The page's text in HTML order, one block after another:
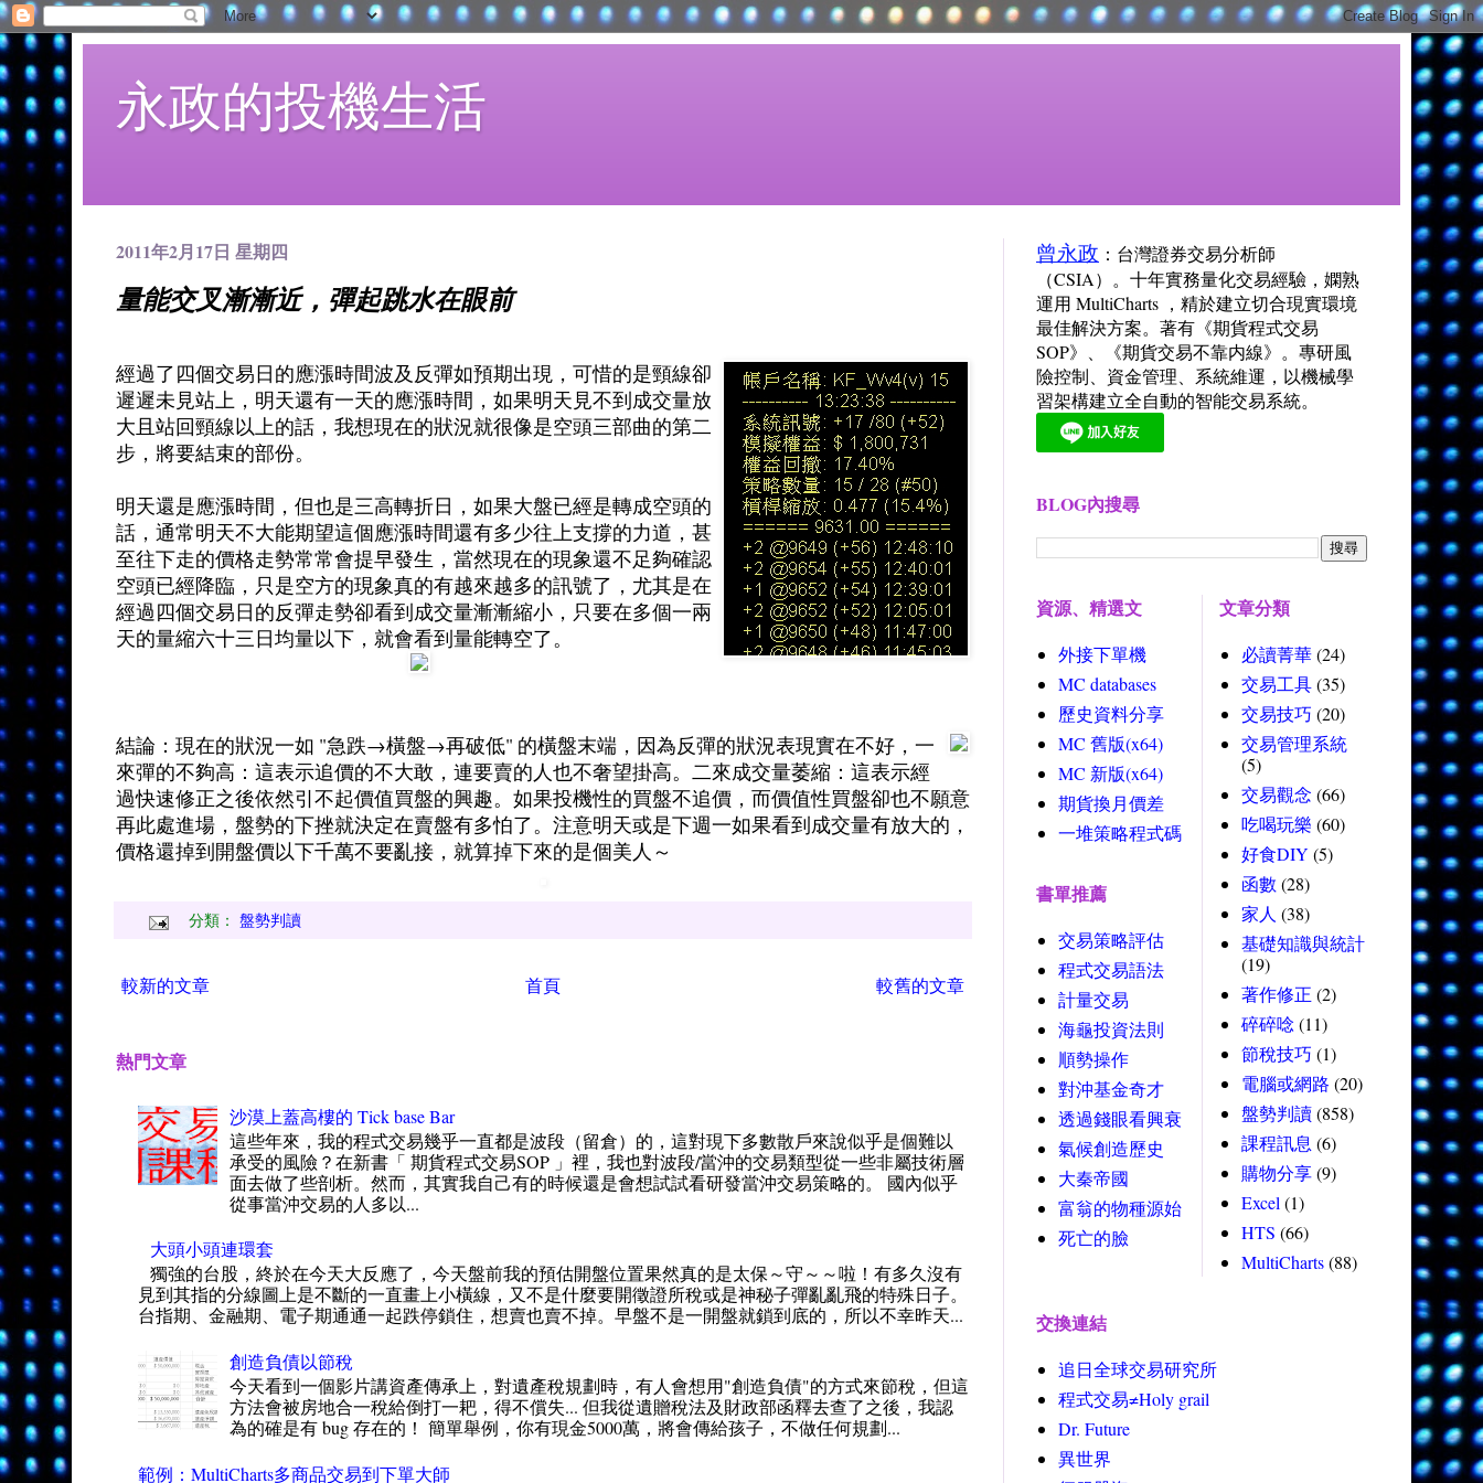
永政的投機生活
2011年2月17日 星期四
量能交叉漸漸近，彈起跳水在眼前
經過了四個交易日的應漲時間波及反彈如預期出現，可惜的是頸線卻
遲遲未見站上，明天還有一天的應漲時間，如果明天見不到成交量放
大且站回頸線以上的話，我想現在的狀況就很像是空頭三部曲的第二
步，將要結束的部份。
明天還是應漲時間，但也是三高轉折日，如果大盤已經是轉成空頭的
話，通常明天不大能期望這個應漲時間還有多少往上支撐的力道，甚
至往下走的價格走勢常常會提早發生，當然現在的現象還不足夠確認
空頭已經降臨，只是空方的現象真的有越來越多的訊號了，尤其是在
經過四個交易日的反彈走勢卻看到成交量漸漸縮小，只要在多個一兩
天的量縮六十三日均量以下，就會看到量能轉空了。
結論：現在的狀況一如 "急跌→橫盤→再破低" 的橫盤末端，因為反彈的狀況表現實在不好，一
來彈的不夠高：這表示追價的不大敢，連要賣的人也不奢望掛高。二來成交量萎縮：這表示經
過快速修正之後依然引不起價值買盤的興趣。如果投機性的買盤不追價，而價值性買盤卻也不願意
再此處進場，盤勢的下挫就決定在賣盤有多怕了。注意明天或是下週一如果看到成交量有放大的，
價格還掉到開盤價以下千萬不要亂接，就算掉下來的是個美人～
分類： 盤勢判讀
較新的文章 較舊的文章
首頁
熱門文章
沙漠上蓋高樓的 Tick base Bar
這些年來，我的程式交易幾乎一直都是波段（留倉）的，這對現下多數散戶來說似乎是個難以
承受的風險？在新書「 期貨程式交易SOP 」裡，我也對波段/當沖的交易類型從一些非屬技術層
面去做了些剖析。然而，其實我自己有的時候還是會想試試看研發當沖交易策略的。 國內似乎
從事當沖交易的人多以...
大頭小頭連環套
獨強的台股，終於在今天大反應了，今天盤前我的預估開盤位置果然真的是太保～守～～啦！有多久沒有
見到其指的分線圖上是不斷的一直畫上小橫線，又不是什麼要開徵證所稅或是神秘子彈亂亂飛的特殊日子。
台指期、金融期、電子期通通一起跌停鎖住，想賣也賣不掉。早盤不是一開盤就鎖到底的，所以不幸昨天...
創造負債以節稅
今天看到一個影片講資產傳承上，對遺產稅規劃時，有人會想用"創造負債"的方式來節稅，但這
方法會被房地合一稅給倒打一耙，得不償失... 但我從遺贈稅法及財政部函釋去查了之後，我認
為的確是有 bug 存在的！ 簡單舉例，你有現金5000萬，將會傳給孩子，不做任何規劃...
範例：MultiCharts多商品交易到下單大師
曾永政 ：台灣證券交易分析師
（CSIA）。十年實務量化交易經驗，嫻熟
運用 MultiCharts ，精於建立切合現實環境
最佳解決方案。著有《期貨程式交易
SOP》、《期貨交易不靠内線》。專研風
險控制、資金管理、系統維運，以機械學
習架構建立全自動的智能交易系統。
BLOG內搜尋
資源、精選文
外接下單機
MC databases
歷史資料分享
MC 舊版(x64)
MC 新版(x64)
期貨換月價差
一堆策略程式碼
書單推薦
交易策略評估
程式交易語法
計量交易
海龜投資法則
順勢操作
對沖基金奇才
透過錢眼看興衰
氣候創造歷史
大秦帝國
富翁的物種源始
死亡的臉
文章分類
必讀菁華(24)
交易工具(35)
交易技巧 (20)
交易管理系統
(5)
交易觀念 (66)
吃喝玩樂 (60)
好食DIY (5)
函數 (28)
家人 (38)
基礎知識與統計
(19)
著作修正 (2)
碎碎唸 (11)
節稅技巧 (1)
電腦或網路 (20)
盤勢判讀(858)
課程訊息 (6)
購物分享(9)
Excel (1)
HTS (66)
MultiCharts(88)
交換連結
追日全球交易研究所
程式交易≠Holy grail
Dr. Future
異世界